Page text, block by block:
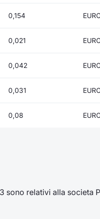
0,154
0,021
0,042
0,031
0,08
relativi alla societa